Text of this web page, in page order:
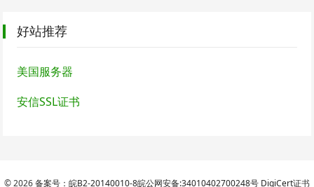
好站推荐
美国服务器
安信SSL证书
© 2026备案号：皖B2-20140010-8皖公网安备:34010402700248号 DigiCert证书